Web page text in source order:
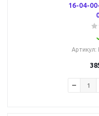
16-04-
Артикул: